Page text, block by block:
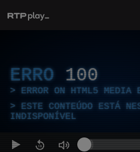
ERRO 100
ERROR ON HTML5 MEDIA
ESTE CONTEÚDO ESTÁ
INDISPONÍVEL